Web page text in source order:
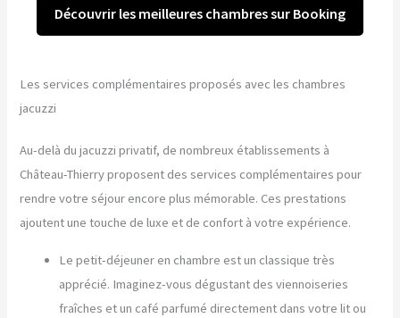
Découvrir les meilleures chambres sur Booking
Les services complémentaires proposés avec les chambres
jacuzzi
Au-delà du jacuzzi privatif, de nombreux établissements à
Château-Thierry proposent des services complémentaires pour
rendre votre séjour encore plus mémorable. Ces prestations
ajoutent une touche de luxe et de confort à votre expérience.
Le petit-déjeuner en chambre est un classique très
apprécié. Imaginez-vous dégustant des viennoiseries
fraîches et un café parfumé directement dans votre lit ou